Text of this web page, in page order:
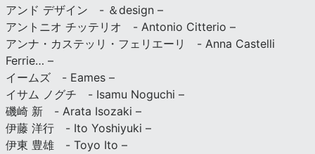
アンド デザイン - ＆design –
アントニオ チッテリオ - Antonio Citterio –
アンナ・カステッリ・フェリエーリ - Anna Castelli
Ferrie… –
イームズ - Eames –
イサム ノグチ - Isamu Noguchi –
磯崎 新 - Arata Isozaki –
伊藤 洋行 - Ito Yoshiyuki –
伊東 豊雄 - Toyo Ito –